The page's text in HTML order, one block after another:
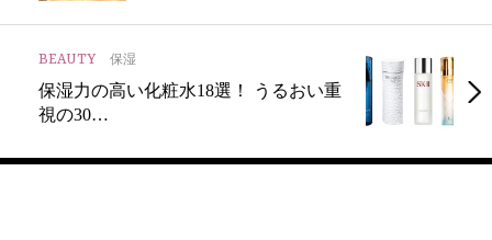
BEAUTY 保湿
保湿力の高い化粧水18選！ うるおい重
視の30…